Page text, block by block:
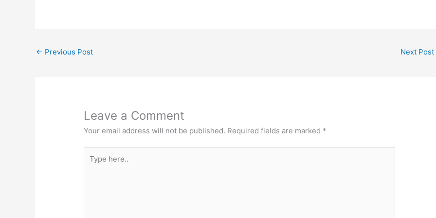
← Previous Post Next Post
Leave a Comment
Your email address will not be published. Required fields are marked *
here..